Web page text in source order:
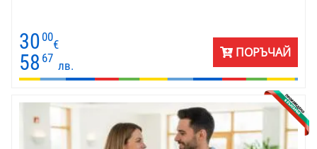
30 00
€
58 67
лв.
ПОРЪЧАЙ